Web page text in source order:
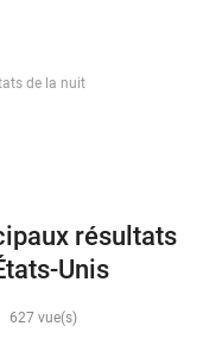
de la nuit
résultats
Unis
627 vue(s)